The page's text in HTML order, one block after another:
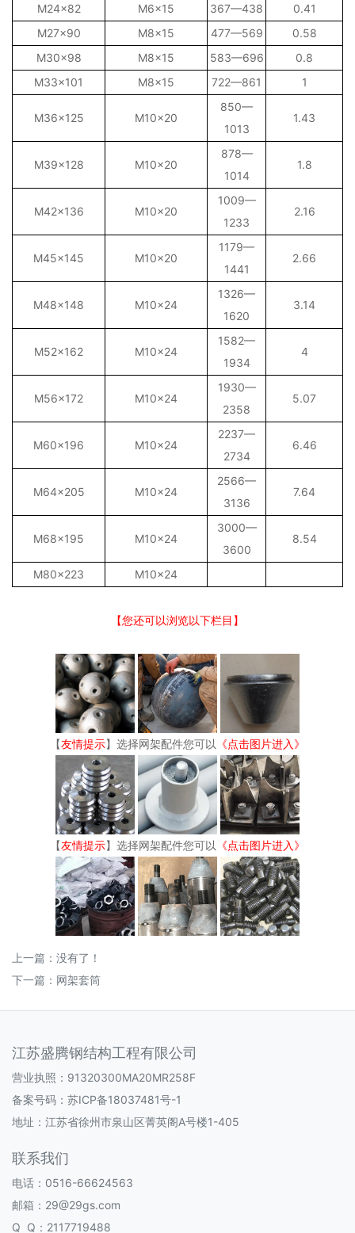
M24×82
M6×15 367—438
0.41
M27×90
M8×15 477—569
0.58
M30×98
M8×15 583—696
0.8
M33×101
M8×15 722—861 1
M36×125 M10×20
850—
1013
1.43
M39×128 M10×20
878—
1014
1.8
M42×136 M10×20
1009—
1233
2.16
M45×145 M10×20
1179—
1441
2.66
M48×148 M10×24
1326—
1620
3.14
M52×162 M10×24
1582—
1934
4
M56×172 M10×24
1930—
2358
5.07
M60×196 M10×24
2237—
2734
6.46
M64×205 M10×24
2566—
3136
7.64
M68×195 M10×24
3000—
3600
8.54
M80×223 M10×24
【您还可以浏览以下栏目】
【友情提示】选择网架配件您可以 《点击图片进入》
【友情提示】选择网架配件您可以 《点击图片进入》
上一篇：没有了！
下一篇： 网架套筒
江苏盛腾钢结构工程有限公司
营业执照：91320300MA20MR258F
备案号码： 苏ICP备18037481号-1
地址：江苏省徐州市泉山区菁英阁A号楼1-405
联系我们
电话：0516-66624563
邮箱：29@29gs.com
Q Q：2117719488